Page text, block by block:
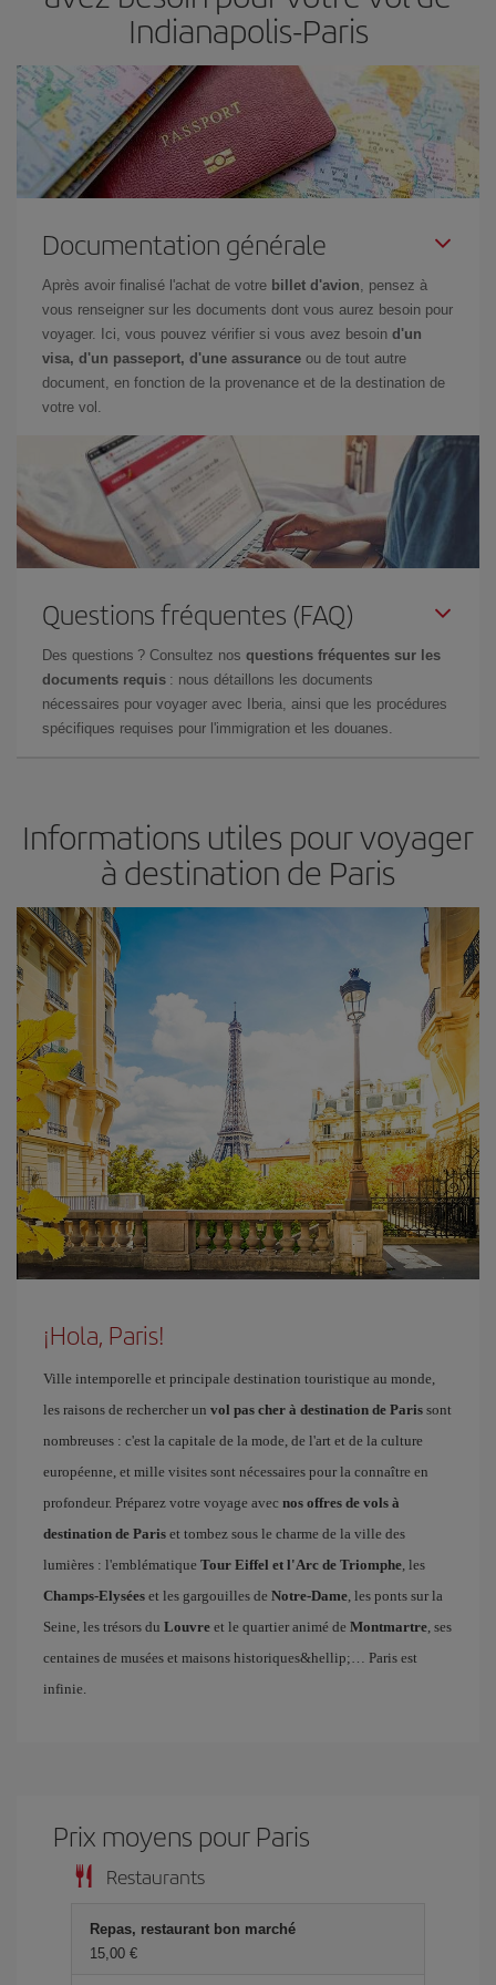
Indianapolis-Paris
Documentation générale
Après avoir finalisé l'achat de votre billet d'avion, pensez à
vous renseigner sur les documents dont vous aurez besoin pour
voyager. Ici, vous pouvez vérifier si vous avez besoin d'un
visa, d'un passeport, d'une assurance ou de tout autre
document, en fonction de la provenance et de la destination de
votre vol.
Questions fréquentes (FAQ)
Des questions ? Consultez nos questions fréquentes sur les
documents requis : nous détaillons les documents
nécessaires pour voyager avec Iberia, ainsi que les procédures
spécifiques requises pour l'immigration et les douanes.
Informations utiles pour voyager
à destination de Paris
¡Hola, Paris!
Ville intemporelle et principale destination touristique au monde,
les raisons de rechercher un vol pas cher à destination de Paris sont
nombreuses : c'est la capitale de la mode, de l'art et de la culture
européenne, et mille visites sont nécessaires pour la connaître en
profondeur. Préparez votre voyage avec nos offres de vols à
destination de Paris et tombez sous le charme de la ville des
lumières : l'emblématique Tour Eiffel et l'Arc de Triomphe, les
Champs-Elysées et les gargouilles de Notre-Dame, les ponts sur la
Seine, les trésors du Louvre et le quartier animé de Montmartre, ses
centaines de musées et maisons historiques&hellip;… Paris est
infinie.
Prix ​​moyens pour Paris
Restaurants
Repas, restaurant bon marché
15,00 €